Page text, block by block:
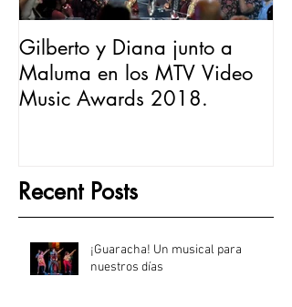
Gilberto y Diana junto a
Maluma en los MTV Video
Music Awards 2018.
Recent Posts
¡Guaracha! Un musical para
nuestros días